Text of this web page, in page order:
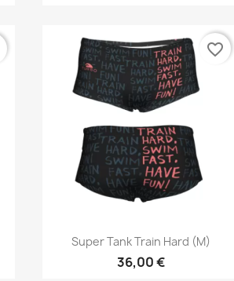
Aperçu rapide
Super Tank Train Hard (M)
36,00 €
favorite_border